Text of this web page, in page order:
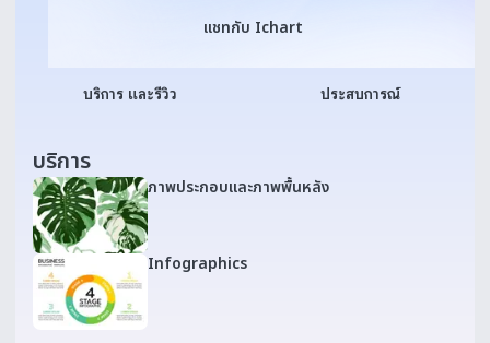
แชทกับ Ichartแชทกับ Ichart
บริการ และรีวิว ประสบการณ์
บริการ
ภาพประกอบและภาพพื้นหลัง
Infographics